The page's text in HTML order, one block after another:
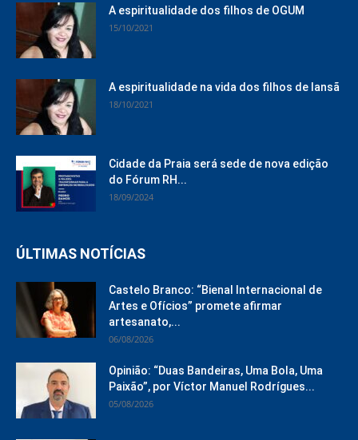
A espiritualidade dos filhos de OGUM
15/10/2021
A espiritualidade na vida dos filhos de Iansã
18/10/2021
Cidade da Praia será sede de nova edição
do Fórum RH...
18/09/2024
ÚLTIMAS NOTÍCIAS
Castelo Branco: “Bienal Internacional de
Artes e Ofícios” promete afirmar
artesanato,...
06/08/2026
Opinião: “Duas Bandeiras, Uma Bola, Uma
Paixão”, por Víctor Manuel Rodrígues...
05/08/2026